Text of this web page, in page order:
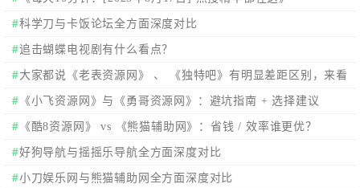
科学刀与卡饭论坛全方面深度对比
追击蝴蝶电视剧有什么看点？
大家都说《老表资源网》 、 《独特吧》有明显差距区别，来看
看分析数据。
《小飞资源网》与《勇哥资源网》：避坑指南 + 选择建议
《酷8资源网》 vs 《熊猫辅助网》：省钱 / 效率谁更优？
好狗导航与摇摇乐导航全方面深度对比
小刀娱乐网与熊猫辅助网全方面深度对比